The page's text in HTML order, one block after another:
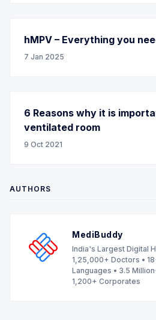
hMPV – Everything you
7 Jan 2025
6 Reasons why it is
ventilated room
9 Oct 2021
AUTHORS
MediBuddy
India's Largest Digital
1,25,000+ Doctors •
Languages • 3.5
1,200+ Corporates